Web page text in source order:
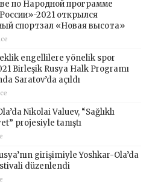
по Народной программе
2021 открылся
спортзал «Новая высота»
engellilere yönelik spor
Birleşik Rusya Halk Programı
Saratov’da açıldı
Nikolai Valuev, “Sağlıklı
projesiyle tanıştı
girişimiyle Yoshkar-Ola’da
düzenlendi